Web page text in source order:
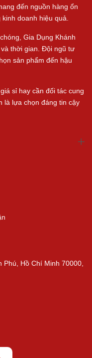
đến nguồn hàng ổn
doanh hiệu quả.
Gia Dụng Khánh
thời gian. Đội ngũ tư
sản phẩm đến hậu
sỉ hay cần đối tác cung
là lựa chọn đáng tin cậy
Phú, Hồ Chí Minh 70000,